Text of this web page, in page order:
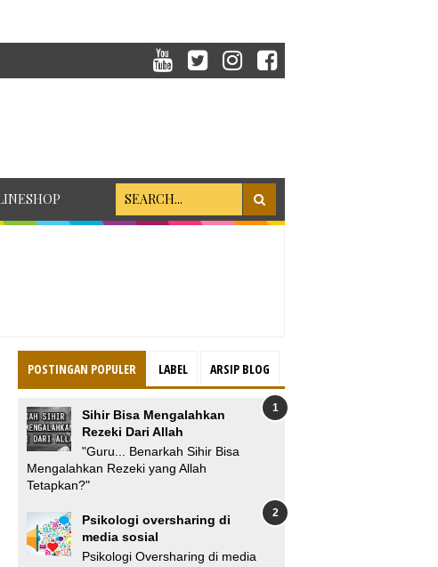
POSTINGAN POPULER LABEL ARSIP BLOG
Sihir Bisa Mengalahkan
Rezeki Dari Allah
"Guru... Benarkah Sihir Bisa
Mengalahkan Rezeki yang Allah
Tetapkan?"
Psikologi oversharing di
media sosial
Psikologi Oversharing di media